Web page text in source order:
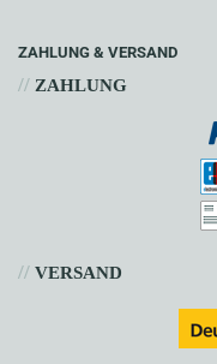
ZAHLUNG & VERSAND
// ZAHLUNG
// VERSAND